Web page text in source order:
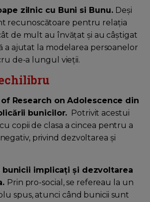
zilnic cu Buni si Bunu. Deși
recunoscătoare pentru relația
de mult au învățat și au câștigat
a ajutat la modelarea persoanelor
de-a lungul vieții.
Research on Adolescence din
bunicilor. Potrivit acestui
copii de clasa a cincea pentru a
privind dezvoltarea și
implicați și dezvoltarea
Prin pro-social, se refereau la un
spus, atunci când bunicii sunt